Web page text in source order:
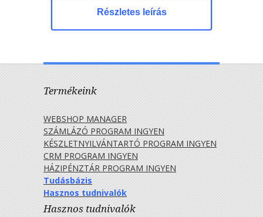
Részletes leírás
Termékeink
WEBSHOP MANAGER
SZÁMLÁZÓ PROGRAM INGYEN
KÉSZLETNYILVÁNTARTÓ PROGRAM INGYEN
CRM PROGRAM INGYEN
HÁZIPÉNZTÁR PROGRAM INGYEN
Tudásbázis
Hasznos tudnivalók
Hasznos tudnivalók